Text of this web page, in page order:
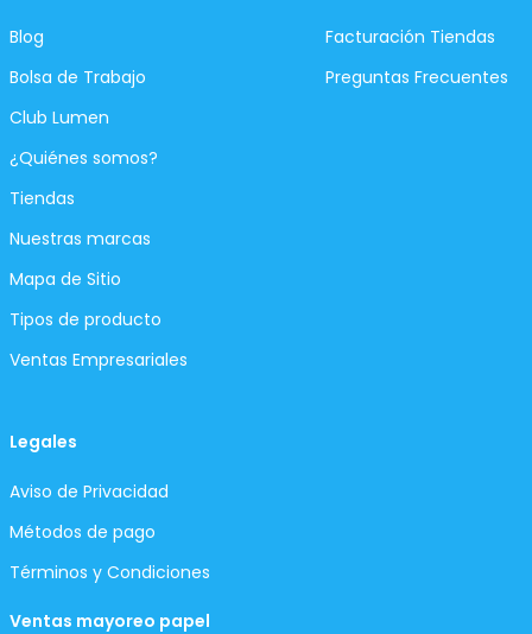
Blog
Bolsa de Trabajo
Club Lumen
¿Quiénes somos?
Tiendas
Nuestras marcas
Mapa de Sitio
Tipos de producto
Ventas Empresariales
Facturación Tiendas
Preguntas Frecuentes
Legales
Aviso de Privacidad
Métodos de pago
Términos y Condiciones
Ventas mayoreo papel